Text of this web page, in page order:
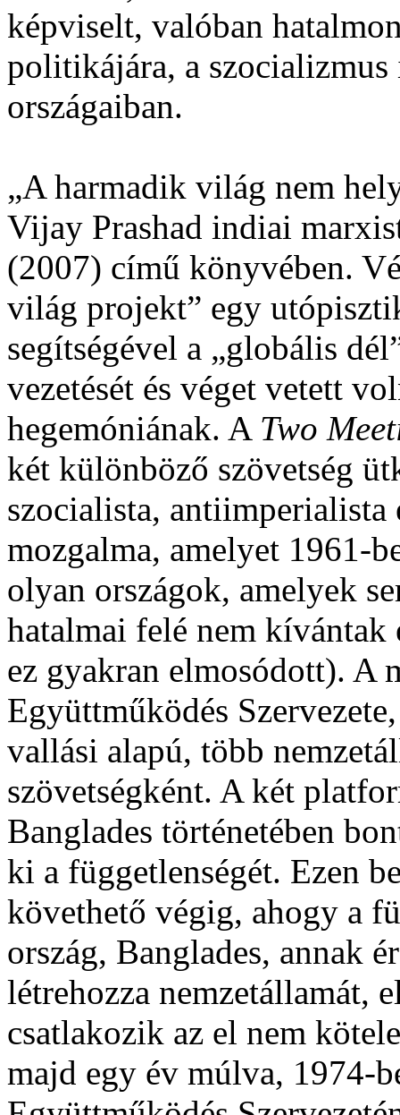
képviselt, valóban
politikájára, a
országaiban.
„A harmadik világ nem
Vijay Prashad indiai
(2007) című könyvében.
világ projekt” egy
segítségével a „globális
vezetését és véget vetett
hegemóniának. A Two
két különböző szövetség
szocialista, antiimperialista
mozgalma, amelyet 1961-
olyan országok, amelyek
hatalmai felé nem
ez gyakran elmosódott). A
Együttműködés
vallási alapú, több
szövetségként. A két
Banglades történetében
ki a függetlenségét. Ezen
követhető végig, ahogy a
ország, Banglades, annak
létrehozza nemzetállamát,
csatlakozik az el nem
majd egy év múlva, 1974-